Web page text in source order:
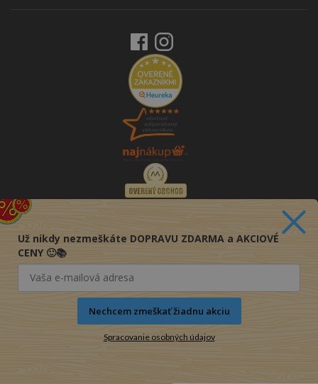
Už nikdy nezmeškáte DOPRAVU ZDARMA a AKCIOVÉ
CENY 🙂📚
Nechcem zmeškať žiadnu akciu
Spracovanie osobných údajov